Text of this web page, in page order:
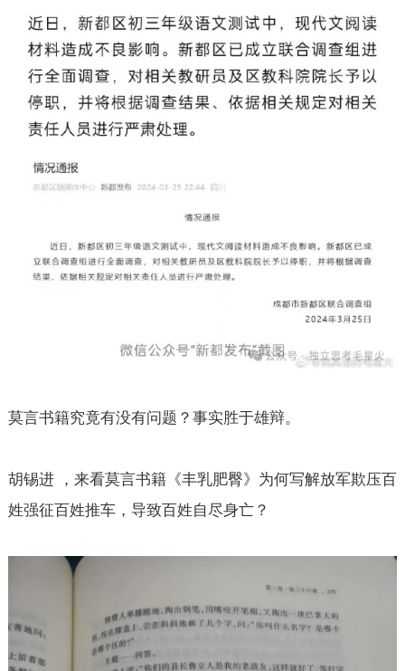
莫言书籍究竟有没有问题？事实胜于雄辩。
胡锡进 ，来看莫言书籍《丰乳肥臀》为何写解放军欺压百
姓强征百姓推车，导致百姓自尽身亡？